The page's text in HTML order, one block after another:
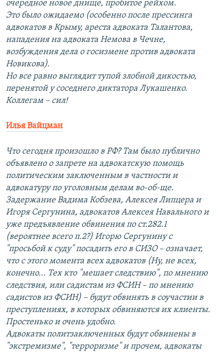
очередное новое днище, пробитое рейхом.
Это было ожидаемо (особенно после прессинга
адвокатов в Крыму, ареста адвоката Талантова,
нападения на адвоката Немова в Чечне,
возбуждения дела о госизмене против адвоката
Новикова).
Но все равно выглядит тупой злобной дикостью,
перенятой у соседнего диктатора Лукашенко.
Коллегам – сил!
Илья Вайцман
Что сегодня произошло в РФ? Там было публично
объявлено о запрете на адвокатскую помощь
политическим заключенным в частности и
адвокатуру по уголовным делам во-об-ще.
Задержание Вадима Кобзева, Алексея Липцера и
Игоря Сергунина, адвокатов Алексея Навального и
уже предъявление обвинения по ст.282.1
(вероятнее всего п.2?) Игорю Сергунину с
"просьбой к суду" посадить его в СИЗО – означает,
что с этого момента всех адвокатов (Ну, не всех,
конечно... Тех кто "мешает следствию", по мнению
следствия, или садистам из ФСИН – по мнению
садистов из ФСИН) – будут обвинять в соучастии в
преступлениях, в которых обвиняются их клиенты.
Простенько и очень удобно.
Адвокаты политзаключенных будут обвинены в
"экстремизме", "терроризме" и прочем, адвокаты